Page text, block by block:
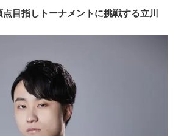
点目指しトーナメントに挑戦する立川